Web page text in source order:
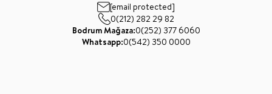
[email protected]
0(212) 282 29 82
Bodrum Mağaza:0(252) 377 6060
Whatsapp:0(542) 350 0000